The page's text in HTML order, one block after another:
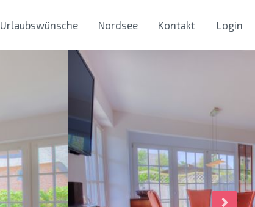
Urlaubswünsche Nordsee Kontakt Login